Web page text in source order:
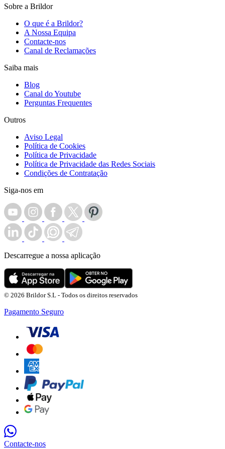
Sobre a Brildor
O que é a Brildor?
A Nossa Equipa
Contacte-nos
Canal de Reclamações
Saiba mais
Blog
Canal do Youtube
Perguntas Frequentes
Outros
Aviso Legal
Política de Cookies
Política de Privacidade
Política de Privacidade das Redes Sociais
Condições de Contratação
Siga-nos em
Descarregue a nossa aplicação
© 2026 Brildor S.L - Todos os direitos reservados
Pagamento Seguro
Contacte-nos